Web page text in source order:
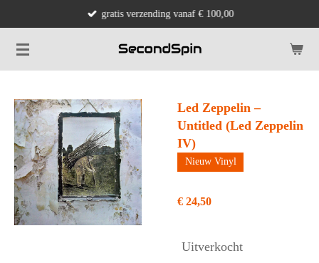
naar
de
gratis verzending vanaf € 100,00
Led Zeppelin –
Untitled (Led Zeppelin
IV)
Nieuw Vinyl
€ 24,50
Uitverkocht